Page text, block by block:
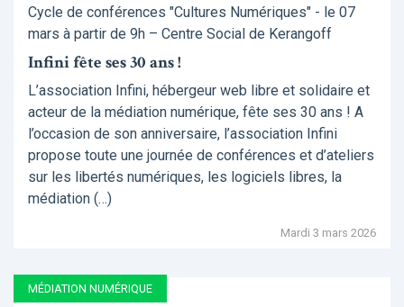
Cycle de conférences "Cultures Numériques" - le 07
mars à partir de 9h – Centre Social de Kerangoff
Infini fête ses 30 ans !
L’association Infini, hébergeur web libre et solidaire et
acteur de la médiation numérique, fête ses 30 ans ! A
l’occasion de son anniversaire, l’association Infini
propose toute une journée de conférences et d’ateliers
sur les libertés numériques, les logiciels libres, la
médiation (…)
Mardi 3 mars 2026
MÉDIATION NUMÉRIQUE